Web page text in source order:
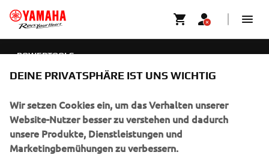
POWERTOOLS
UNTERNEHMEN
B2B
MEHR VON YAMAHA
DEINE PRIVATSPHÄRE IST UNS WICHTIG
Wir setzen Cookies ein, um das Verhalten unserer
Website-Nutzer besser zu verstehen und dadurch
unsere Produkte, Dienstleistungen und
Marketingbemühungen zu verbessern.